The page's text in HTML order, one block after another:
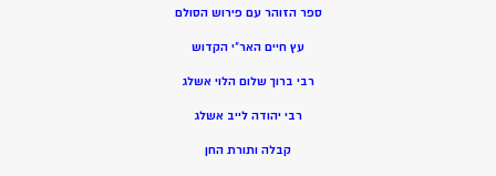
ספר הזוהר עם פירוש הסולם
עץ חיים האר”י הקדוש
רבי ברוך שלום הלוי אשלג
רבי יהודה לייב אשלג
קבלה ותורת החן